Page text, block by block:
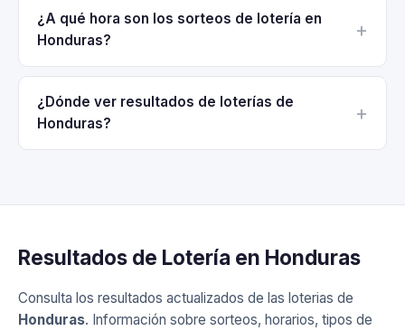
¿A qué hora son los sorteos de lotería en
Honduras?
¿Dónde ver resultados de loterías de
Honduras?
Resultados de Lotería en Honduras
Consulta los resultados actualizados de las loterias de
Honduras. Información sobre sorteos, horarios, tipos de